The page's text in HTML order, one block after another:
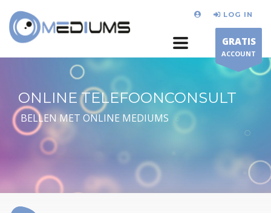
LOG IN
GRATIS
ACCOUNT
ONLINE TELEFOONCONSULT
BELLEN MET ONLINE MEDIUMS